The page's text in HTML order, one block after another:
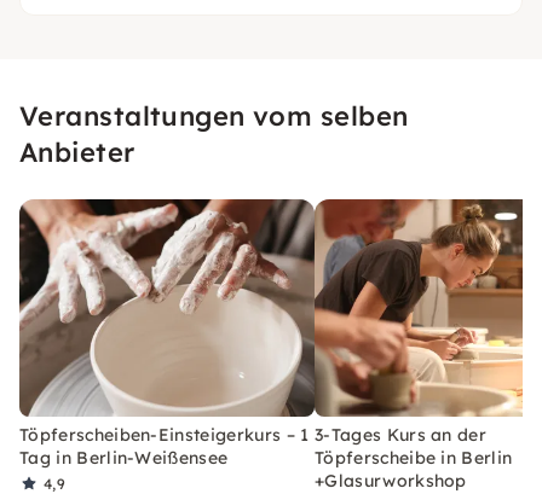
Veranstaltungen vom selben
Anbieter
Töpferscheiben-Einsteigerkurs – 1
Tag in Berlin-Weißensee
4,9
3-Tages Kurs an der
Töpferscheibe in Berlin
+Glasurworkshop